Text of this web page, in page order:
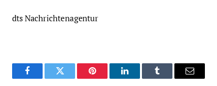
dts Nachrichtenagentur
FacebookTwitter Pinterest LinkedInTumblr Email